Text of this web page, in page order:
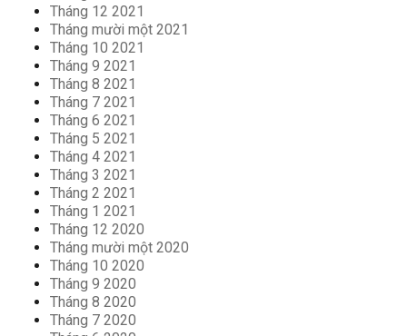
Tháng 12 2021
Tháng mười một 2021
Tháng 10 2021
Tháng 9 2021
Tháng 8 2021
Tháng 7 2021
Tháng 6 2021
Tháng 5 2021
Tháng 4 2021
Tháng 3 2021
Tháng 2 2021
Tháng 1 2021
Tháng 12 2020
Tháng mười một 2020
Tháng 10 2020
Tháng 9 2020
Tháng 8 2020
Tháng 7 2020